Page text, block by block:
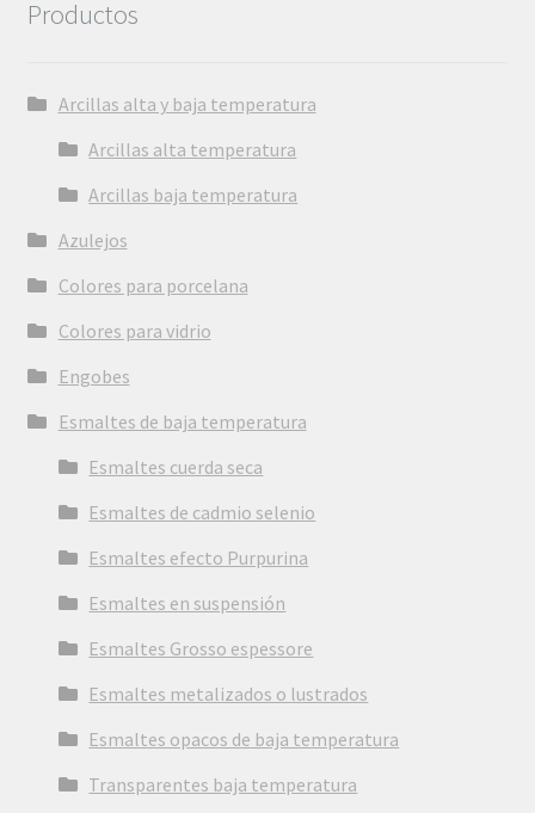
Productos
Arcillas alta y baja temperatura
Arcillas alta temperatura
Arcillas baja temperatura
Azulejos
Colores para porcelana
Colores para vidrio
Engobes
Esmaltes de baja temperatura
Esmaltes cuerda seca
Esmaltes de cadmio selenio
Esmaltes efecto Purpurina
Esmaltes en suspensión
Esmaltes Grosso espessore
Esmaltes metalizados o lustrados
Esmaltes opacos de baja temperatura
Transparentes baja temperatura